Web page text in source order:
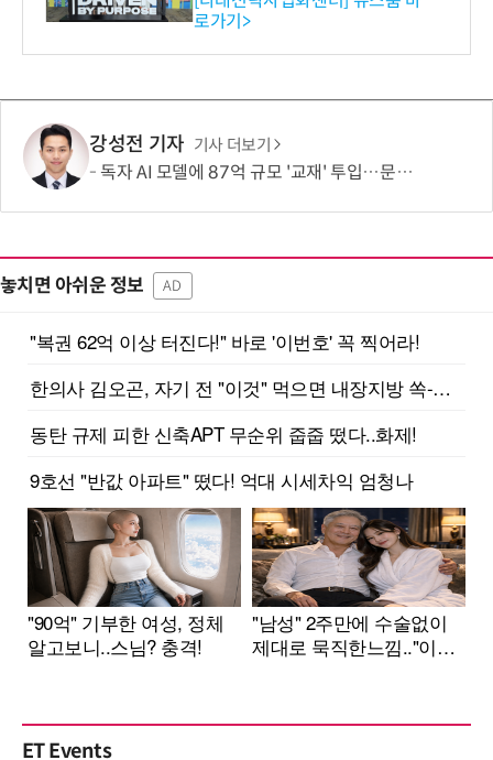
-바이오 해외 진출 교두보 확
보
로가기>
강성전 기자 기사 더보기
독자 AI 모델에 87억 규모 '교재' 투입…문제·전공책에 강의영상까지
놓치면 아쉬운 정보 AD
ET Events